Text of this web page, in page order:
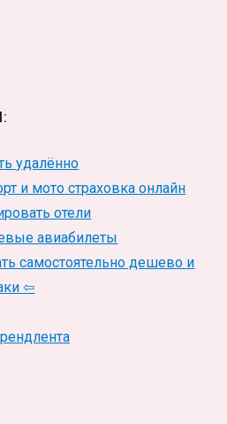
удалённо
и мото страховка онлайн
отели
авиабилеты
самостоятельно дешево и
⇦